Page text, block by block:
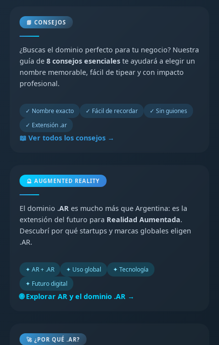
📘 CONSEJOS
¿Buscas el dominio perfecto para tu negocio? Nuestra
guía de 8 consejos esenciales te ayudará a elegir un
nombre memorable, fácil de tipear y con impacto
profesional.
✓ Nombre exacto ✓ Fácil de recordar
✓ Sin guiones
✓ Extensión .ar
📖 Ver todos los consejos →
🔮 AUGMENTED REALITY
El dominio .AR es mucho más que Argentina: es la
extensión del futuro para Realidad Aumentada.
Descubrí por qué startups y marcas globales eligen
.AR.
✦ AR + .AR ✦ Uso global
✦ Tecnología
✦ Futuro digital
🌐 Explorar AR y el dominio .AR →
🚀 ¿POR QUÉ .AR?